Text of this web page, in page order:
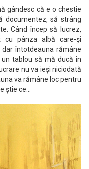
gândesc că e o chestie
documentez, să strâng
Când încep să lucrez,
cu pânza albă care-și
întotdeauna rămâne
tablou să mă ducă în
nu va ieși niciodată
va rămâne loc pentru
știe ce…